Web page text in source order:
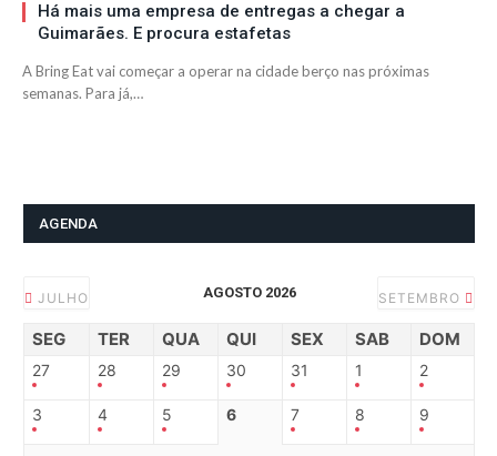
Há mais uma empresa de entregas a chegar a
Guimarães. E procura estafetas
A Bring Eat vai começar a operar na cidade berço nas próximas
semanas. Para já,…
AGENDA
JULHO AGOSTO 2026 SETEMBRO
SEG TER QUA QUI SEX SAB DOM
27 28 29 30 31 1 2
3 4 5 6 7 8 9